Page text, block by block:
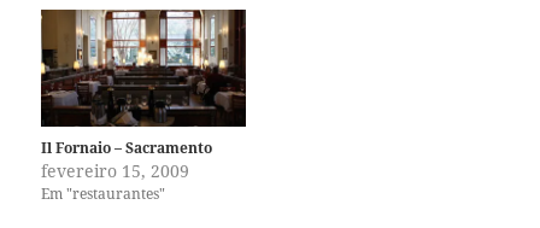
Il Fornaio – Sacramento
fevereiro 15, 2009
Em "restaurantes"